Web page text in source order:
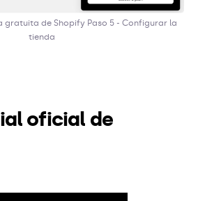
gratuita de Shopify Paso 5 - Configurar la
tienda
oficial de